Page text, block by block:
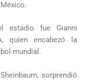
estadio fue Gianni
quien encabezó la
mundial.
sorprendió